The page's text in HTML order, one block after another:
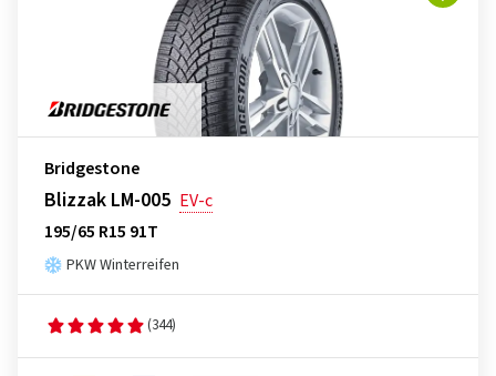
Bridgestone
Blizzak LM-005 EV-c
195/65 R15 91T
PKW Winterreifen
(344)